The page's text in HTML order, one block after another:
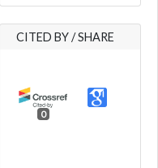
CITED BY / SHARE
0